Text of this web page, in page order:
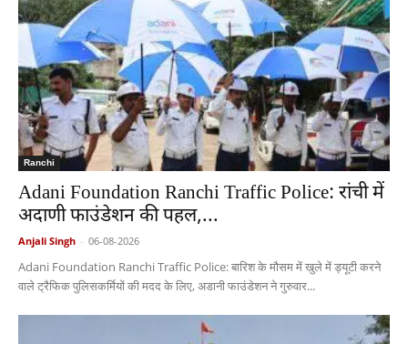
Ranchi
Adani Foundation Ranchi Traffic Police: रांची में
अदाणी फाउंडेशन की पहल,...
Anjali Singh - 06-08-2026
Adani Foundation Ranchi Traffic Police: बारिश के मौसम में खुले में ड्यूटी करने
वाले ट्रैफिक पुलिसकर्मियों की मदद के लिए, अडानी फाउंडेशन ने गुरुवार...